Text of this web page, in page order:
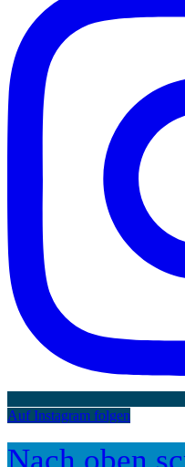
Auf Instagram folgen
Nach oben